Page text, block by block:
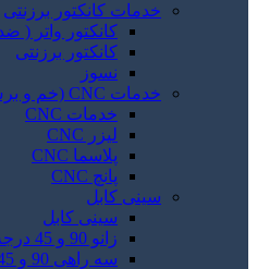
خدمات کانکتور برزنتی
کانکتور واتر (
کانکتور برزنتی
نسوز
خدمات CNC (خم و برش)
خدمات CNC
لیزر CNC
پلاسما CNC
پانچ CNC
سینی کابل
سینی کابل
زانو 90 و 45 درجه سینی کابل افقی
سه راهی 90 و 45 درجه سینی کابل